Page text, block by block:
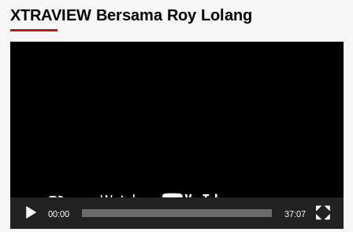
XTRAVIEW Bersama Roy Lolang
00:00 37:07